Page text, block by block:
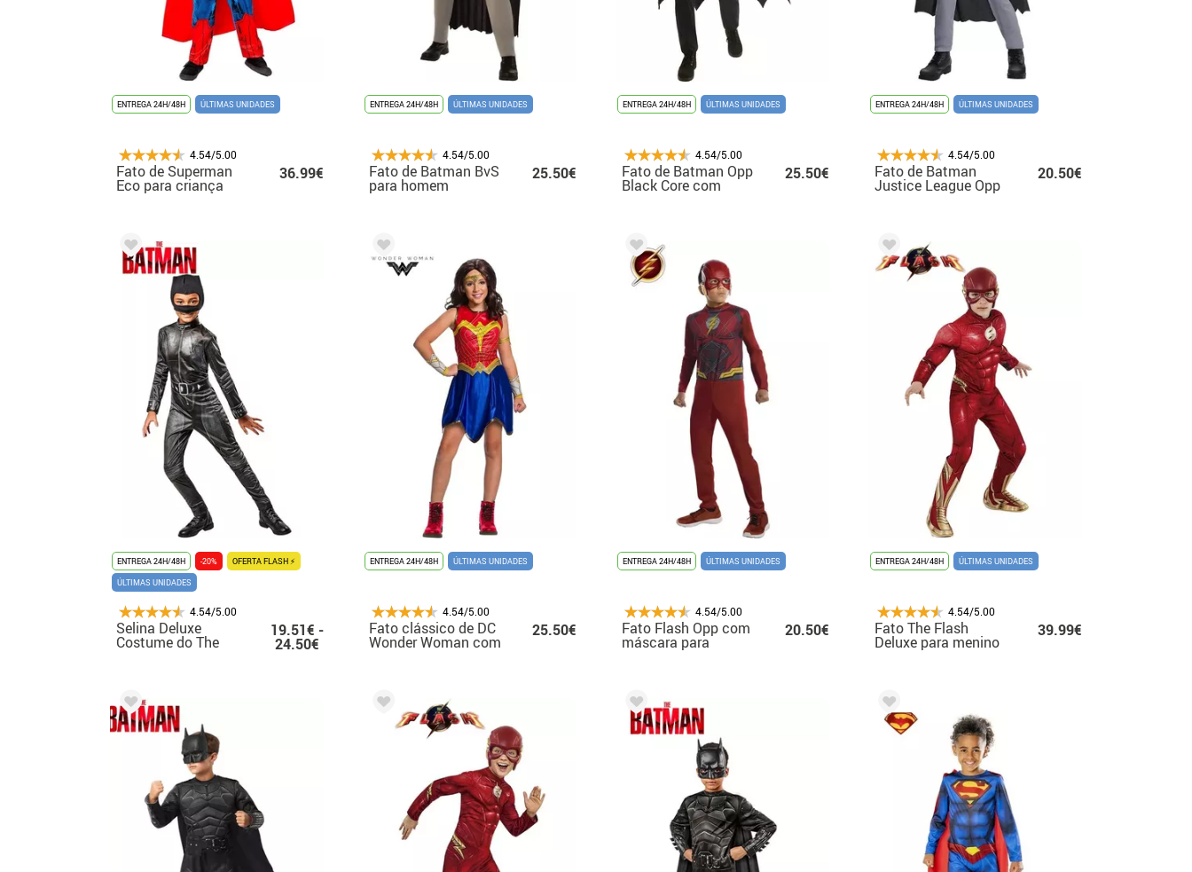
ENTREGA 24H/48H ÚLTIMAS UNIDADES
4.54/5.00
Fato de Superman
Eco para criança
36.99€
ENTREGA 24H/48H ÚLTIMAS UNIDADES
4.54/5.00
Fato de Batman BvS
para homem
25.50€
ENTREGA 24H/48H ÚLTIMAS UNIDADES
4.54/5.00
Fato de Batman Opp
Black Core com
25.50€
ENTREGA 24H/48H ÚLTIMAS UNIDADES
4.54/5.00
Fato de Batman
Justice League Opp
cinza com máscara
20.50€
ENTREGA 24H/48H -20%
OFERTA FLASH ⚡
ÚLTIMAS UNIDADES
4.54/5.00
Selina Deluxe
Costume do The
19.51€ -
24.50€
ENTREGA 24H/48H ÚLTIMAS UNIDADES
4.54/5.00
Fato clássico de DC
Wonder Woman com
25.50€
ENTREGA 24H/48H ÚLTIMAS UNIDADES
4.54/5.00
Fato Flash Opp com
máscara para
20.50€
ENTREGA 24H/48H ÚLTIMAS UNIDADES
4.54/5.00
Fato The Flash
Deluxe para menino
39.99€